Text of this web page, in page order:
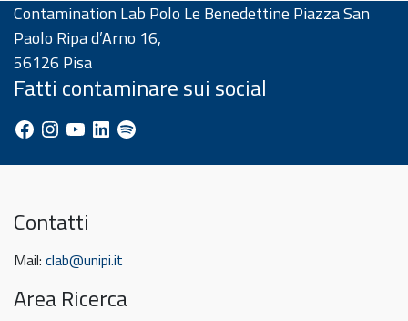
Contamination Lab Polo Le Benedettine Piazza San
Paolo Ripa d’Arno 16,
56126 Pisa
Fatti contaminare sui social
Facebook
Instagram
YouTube
LinkedInSpotify
Contatti
Mail: clab@unipi.it
Area Ricerca